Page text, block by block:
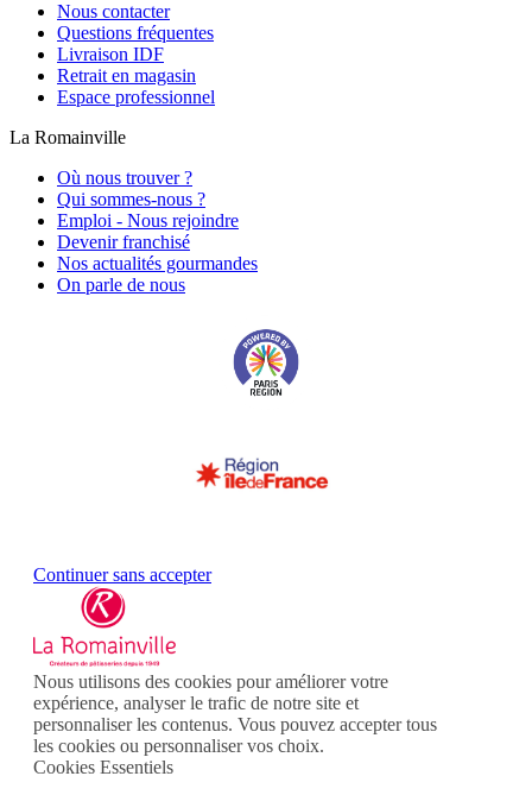
Nous contacter
Questions fréquentes
Livraison IDF
Retrait en magasin
Espace professionnel
La Romainville
Où nous trouver ?
Qui sommes-nous ?
Emploi - Nous rejoindre
Devenir franchisé
Nos actualités gourmandes
On parle de nous
Continuer sans accepter
Nous utilisons des cookies pour améliorer votre
expérience, analyser le trafic de notre site et
personnaliser les contenus. Vous pouvez accepter tous
les cookies ou personnaliser vos choix.
Cookies Essentiels